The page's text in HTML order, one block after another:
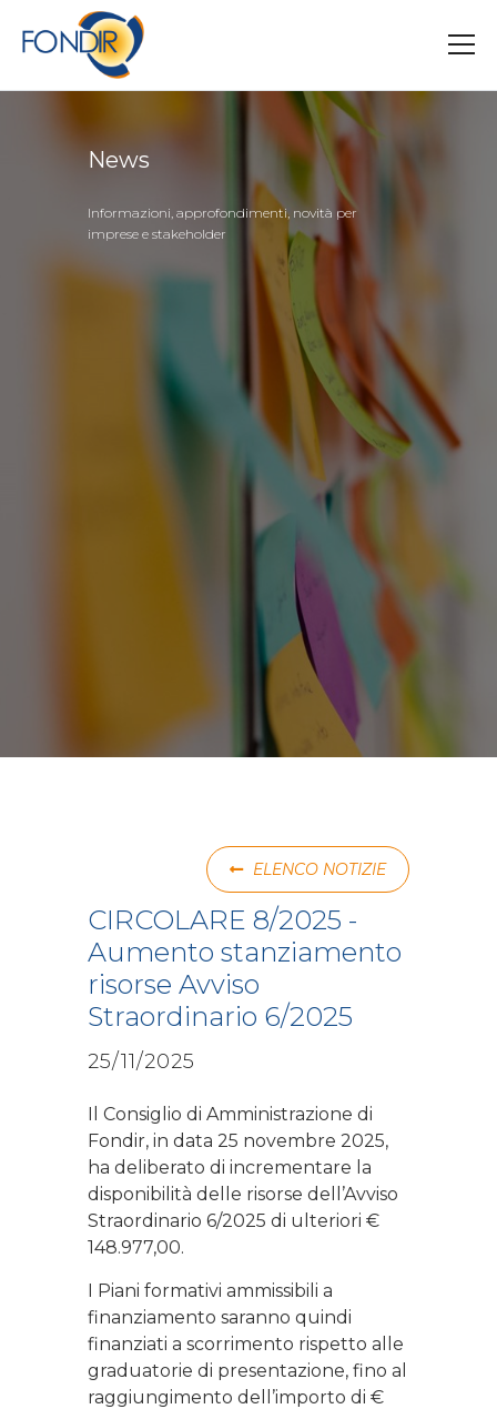
principale
News
Informazioni, approfondimenti, novità per
imprese e stakeholder
ELENCO NOTIZIE
CIRCOLARE 8/2025 -
Aumento stanziamento
risorse Avviso
Straordinario 6/2025
25/11/2025
Il Consiglio di Amministrazione di
Fondir, in data 25 novembre 2025,
ha deliberato di incrementare la
disponibilità delle risorse dell’Avviso
Straordinario 6/2025 di ulteriori €
148.977,00.
I Piani formativi ammissibili a
finanziamento saranno quindi
finanziati a scorrimento rispetto alle
graduatorie di presentazione, fino al
raggiungimento dell’importo di €